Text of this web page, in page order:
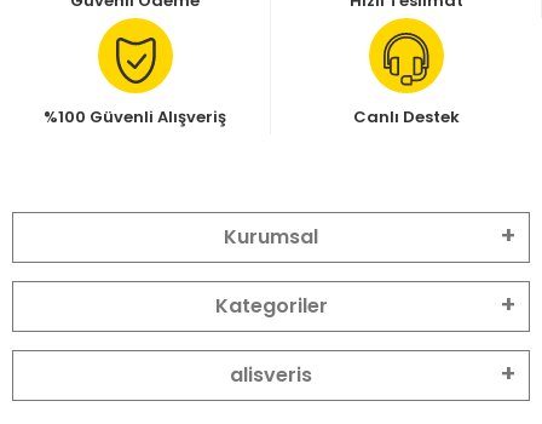
%100 Güvenli Alışveriş Canlı Destek
Kurumsal
Kategoriler
alisveris